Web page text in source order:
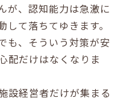
が、認知能力は急激に
て落ちてゆきます。
も、そういう対策が安
配だけはなくなりま
設経営者だけが集まる